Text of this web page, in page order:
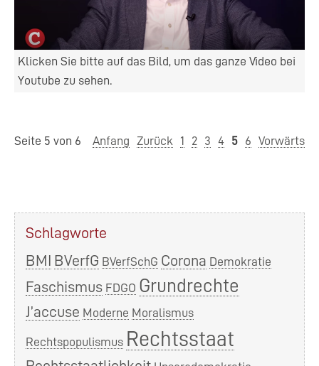
Klicken Sie bitte auf das Bild, um das ganze Video bei
Youtube zu sehen.
Seite 5 von 6 Anfang Zurück 1 2 3 4 5 6 Vorwärts
Schlagworte
BMI
BVerfG BVerfSchG Corona Demokratie
Faschismus FDGO Grundrechte
J’accuse Moderne Moralismus
Rechtspopulismus Rechtsstaat